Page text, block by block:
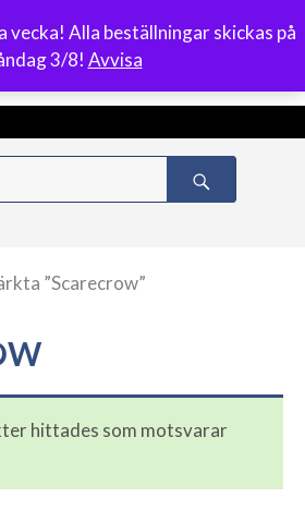
vecka! Alla beställningar skickas på
3/8! Avvisa
0
”Scarecrow”
hittades som motsvarar